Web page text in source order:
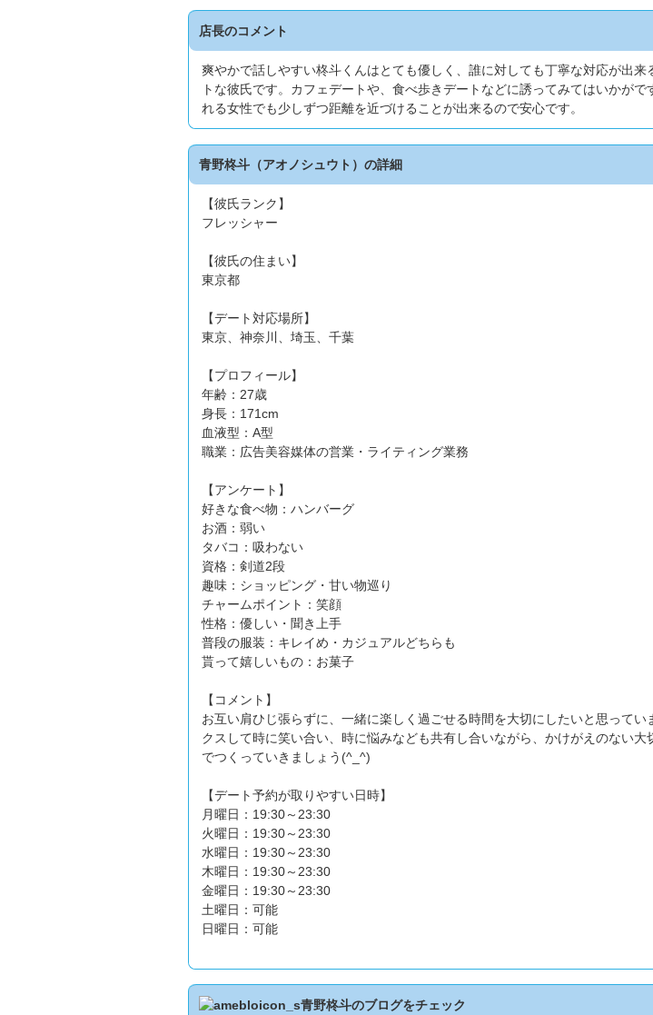
店長のコメント
爽やかで話しやすい柊斗くんはとても優しく、誰に対しても丁寧な対応が出来
トな彼氏です。カフェデートや、食べ歩きデートなどに誘ってみてはいかがで
れる女性でも少しずつ距離を近づけることが出来るので安心です。
青野柊斗（アオノシュウト）の詳細
【彼氏ランク】
フレッシャー
【彼氏の住まい】
東京都
【デート対応場所】
東京、神奈川、埼玉、千葉
【プロフィール】
年齢：27歳
身長：171cm
血液型：A型
職業：広告美容媒体の営業・ライティング業務
【アンケート】
好きな食べ物：ハンバーグ
お酒：弱い
タバコ：吸わない
資格：剣道2段
趣味：ショッピング・甘い物巡り
チャームポイント：笑顔
性格：優しい・聞き上手
普段の服装：キレイめ・カジュアルどちらも
貰って嬉しいもの：お菓子
【コメント】
お互い肩ひじ張らずに、一緒に楽しく過ごせる時間を大切にしたいと思ってい
クスして時に笑い合い、時に悩みなども共有し合いながら、かけがえのない大
でつくっていきましょう(^_^)
【デート予約が取りやすい日時】
月曜日：19:30～23:30
火曜日：19:30～23:30
水曜日：19:30～23:30
木曜日：19:30～23:30
金曜日：19:30～23:30
土曜日：可能
日曜日：可能
青野柊斗のブログをチェック